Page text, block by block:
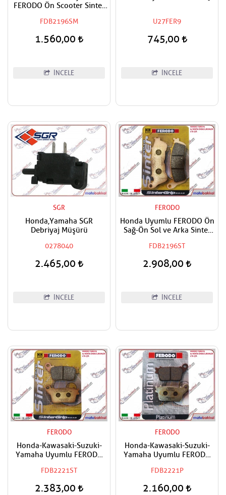
FERODO Ön Scooter Sinter
FDB2196SM
1.560,00
İNCELE
U27FER9
745,00
İNCELE
SGR
Honda,Yamaha SGR
Debriyaj Müşürü
0278040
2.465,00
İNCELE
FERODO
Honda Uyumlu FERODO Ön
Sağ-Ön Sol ve Arka Sinter
FDB2196ST
2.908,00
İNCELE
FERODO
Honda-Kawasaki-Suzuki-
Yamaha Uyumlu FERODO
FDB2221ST
2.383,00
FERODO
Honda-Kawasaki-Suzuki-
Yamaha Uyumlu FERODO
FDB2221P
2.160,00